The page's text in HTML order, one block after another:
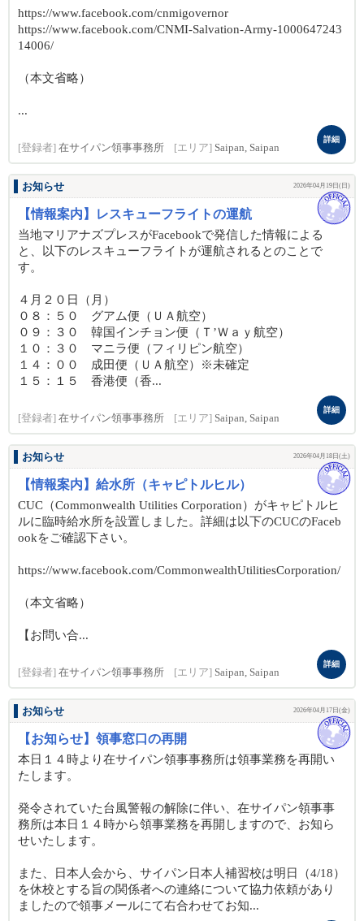
https://www.facebook.com/cnmigovernor
https://www.facebook.com/CNMI-Salvation-Army-1000647243
14006/
（本文省略）
...
[登録者] 在サイパン領事事務所 [エリア] Saipan, Saipan
詳細
お知らせ 2026年04月19日(日)
【情報案内】レスキューフライトの運航
当地マリアナズプレスがFacebookで発信した情報による
と、以下のレスキューフライトが運航されるとのことで
す。
４月２０日（月）
０８：５０ グアム便（ＵＡ航空）
０９：３０ 韓国インチョン便（Ｔ’Ｗａｙ航空）
１０：３０ マニラ便（フィリピン航空）
１４：００ 成田便（ＵＡ航空）※未確定
１５：１５ 香港便（香...
[登録者] 在サイパン領事事務所 [エリア] Saipan, Saipan
詳細
お知らせ 2026年04月18日(土)
【情報案内】給水所（キャピトルヒル）
CUC（Commonwealth Utilities Corporation）がキャピトルヒ
ルに臨時給水所を設置しました。詳細は以下のCUCのFaceb
ookをご確認下さい。
https://www.facebook.com/CommonwealthUtilitiesCorporation/
（本文省略）
【お問い合...
[登録者] 在サイパン領事事務所 [エリア] Saipan, Saipan
詳細
お知らせ 2026年04月17日(金)
【お知らせ】領事窓口の再開
本日１４時より在サイパン領事事務所は領事業務を再開い
たします。
発令されていた台風警報の解除に伴い、在サイパン領事事
務所は本日１４時から領事業務を再開しますので、お知ら
せいたします。
また、日本人会から、サイパン日本人補習校は明日（4/18）
を休校とする旨の関係者への連絡について協力依頼があり
ましたので領事メールにて右合わせてお知...